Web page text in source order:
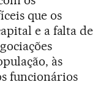
que os
e a falta de
às
funcionários